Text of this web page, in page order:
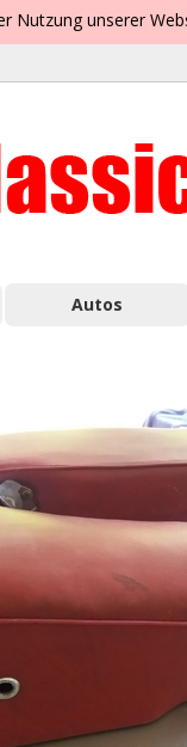
Nutzung unserer
Autos